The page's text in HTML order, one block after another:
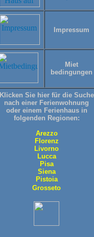
Impressum
Miet
bedingungen
Klicken Sie hier für die Suche
nach einer Ferienwohnung
oder einem Ferienhaus in
folgenden Regionen:
Arezzo
Florenz
Livorno
Lucca
Pisa
Siena
Pistoia
Grosseto